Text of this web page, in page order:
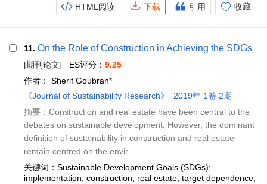
HTML阅读 下载 引用 收藏
11. On the Role of Construction in Achieving the SDGs
[期刊论文] ES评分： 9.25
作者： Sherif Goubran*
《Journal of Sustainability Research》
2019年 1卷 2期
摘要：Construction and real estate have been central to the
debates on sustainable development. However, the dominant
definition of sustainability in construction and real estate
remain centred on the envir..
关键词：Sustainable Development Goals (SDGs);
implementation; construction; real estate; target dependence;